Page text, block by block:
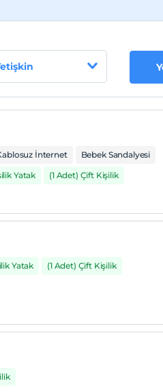
İnternet Bebek Sandalyesi
Yatak (1 Adet) Çift Kişilik
Yatak (1 Adet) Çift Kişilik